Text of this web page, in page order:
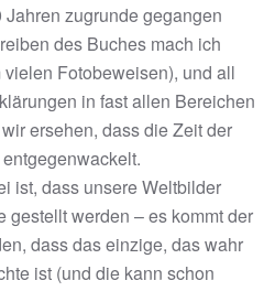
zugrunde gegangen
des Buches mach ich
Fotobeweisen), und all
in fast allen Bereichen
ersehen, dass die Zeit der
ist, dass unsere Weltbilder
gestellt werden – es kommt der
dass das einzige, das wahr
ist (und die kann schon